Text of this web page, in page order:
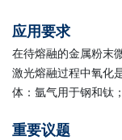
应用要求
在待熔融的金属粉末
激光熔融过程中氧化
体：氩气用于钢和钛
重要议题